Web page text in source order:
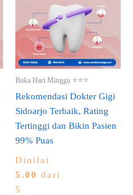
Buka Hari Minggu ⭐⭐⭐
Rekomendasi Dokter Gigi
Sidoarjo Terbaik, Rating
Tertinggi dan Bikin Pasien
99% Puas
Dinilai
5.00 dari
5